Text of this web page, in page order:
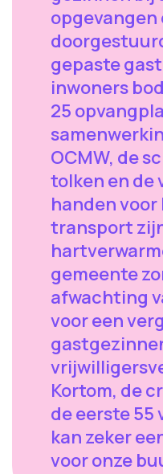
opgevangen
gepaste
inwoners
25
OCMW, de
tolken en de
handen
transport
gemeente
afwachting
voor een
Kortom, de
de eerste
kan zeker
voor onze